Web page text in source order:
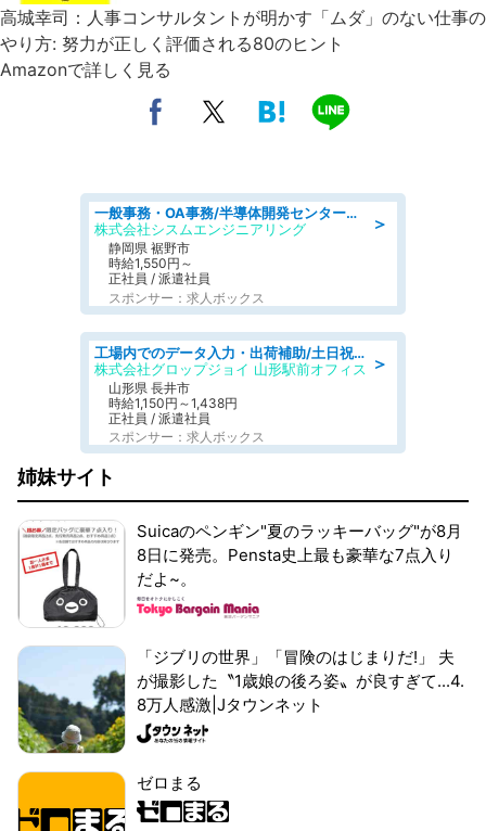
高城幸司：人事コンサルタントが明かす「ムダ」のない仕事の
やり方: 努力が正しく評価される80のヒント
Amazonで詳しく見る
＞
一般事務・OA事務/半導体開発センター内で事務&軽作業スタッフ、募集
株式会社シスムエンジニアリング
静岡県 裾野市
時給1,550円～
正社員 / 派遣社員
スポンサー：求人ボックス
＞
工場内でのデータ入力・出荷補助/土日祝休/未経験歓迎/交通費支給
株式会社グロップジョイ 山形駅前オフィス
山形県 長井市
時給1,150円～1,438円
正社員 / 派遣社員
スポンサー：求人ボックス
姉妹サイト
Suicaのペンギン"夏のラッキーバッグ"が8月
8日に発売。Pensta史上最も豪華な7点入り
だよ~。
「ジブリの世界」「冒険のはじまりだ!」 夫
が撮影した〝1歳娘の後ろ姿〟が良すぎて...4.
8万人感激|Jタウンネット
ゼロまる